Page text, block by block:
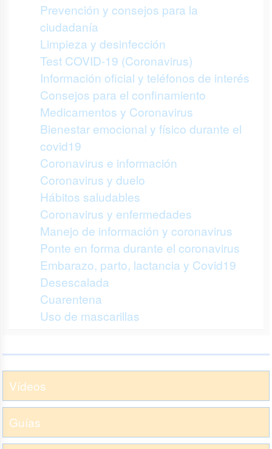
Prevención y consejos para la
ciudadanía
Limpieza y desinfección
Test COVID-19 (Coronavirus)
Información oficial y teléfonos de interés
Consejos para el confinamiento
Medicamentos y Coronavirus
Bienestar emocional y físico durante el
covid19
Coronavirus e información
Coronavirus y duelo
Hábitos saludables
Coronavirus y enfermedades
Manejo de información y coronavirus
Ponte en forma durante el coronavirus
Embarazo, parto, lactancia y Covid19
Desescalada
Cuarentena
Uso de mascarillas
Vídeos
Guías